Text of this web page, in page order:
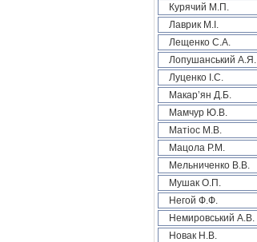
Курячий М.П.
Лаврик М.І.
Лещенко С.А.
Лопушанський А.Я.
Луценко І.С.
Макар’ян Д.Б.
Мамчур Ю.В.
Матіос М.В.
Мацола Р.М.
Мельниченко В.В.
Мушак О.П.
Негой Ф.Ф.
Немировський А.В.
Новак Н.В.